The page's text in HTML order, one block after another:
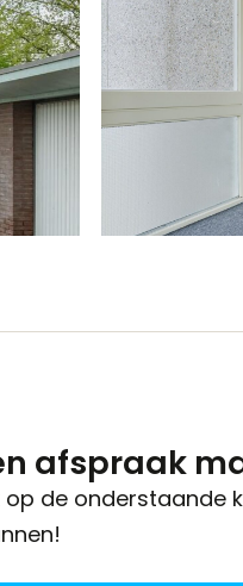
afspraak
op de onderstaande